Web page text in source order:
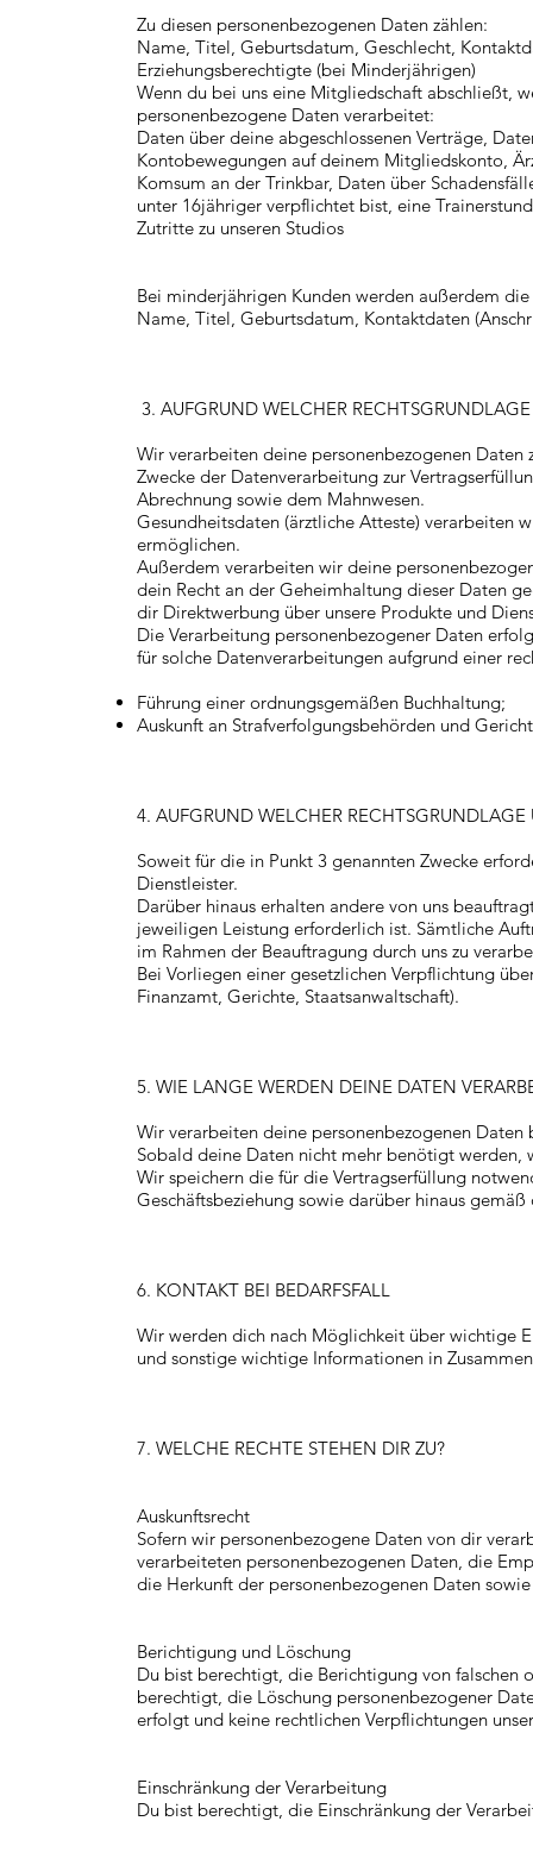
Zu diesen personenbezogenen Daten zählen:
Name, Titel, Geburtsdatum, Geschlecht,
Erziehungsberechtigte (bei Minderjährigen)
Wenn du bei uns eine Mitgliedschaft abschließt,
personenbezogene Daten verarbeitet:
Daten über deine abgeschlossenen Verträge,
Kontobewegungen auf deinem Mitgliedskonto,
Komsum an der Trinkbar, Daten über
unter 16jähriger verpflichtet bist, eine
Zutritte zu unseren Studios
Bei minderjährigen Kunden werden außerdem
Name, Titel, Geburtsdatum, Kontaktdaten
3. AUFGRUND WELCHER
Wir verarbeiten deine personenbezogenen
Zwecke der Datenverarbeitung zur
Abrechnung sowie dem Mahnwesen.
Gesundheitsdaten (ärztliche Atteste) verarbeiten
ermöglichen.
Außerdem verarbeiten wir deine
dein Recht an der Geheimhaltung dieser Daten
dir Direktwerbung über unsere Produkte und
Die Verarbeitung personenbezogener Daten
für solche Datenverarbeitungen aufgrund einer
Führung einer ordnungsgemäßen Buchhaltung;
Auskunft an Strafverfolgungsbehörden und
4. AUFGRUND WELCHER
Soweit für die in Punkt 3 genannten Zwecke
Dienstleister.
Darüber hinaus erhalten andere von uns
jeweiligen Leistung erforderlich ist. Sämtliche
im Rahmen der Beauftragung durch uns zu
Bei Vorliegen einer gesetzlichen Verpflichtung
Finanzamt, Gerichte, Staatsanwaltschaft).
5. WIE LANGE WERDEN DEINE DATEN
Wir verarbeiten deine personenbezogenen
Sobald deine Daten nicht mehr benötigt werden,
Wir speichern die für die Vertragserfüllung
Geschäftsbeziehung sowie darüber hinaus
6. KONTAKT BEI BEDARFSFALL
Wir werden dich nach Möglichkeit über wichtige
und sonstige wichtige Informationen in
7. WELCHE RECHTE STEHEN DIR ZU?
Auskunftsrecht
Sofern wir personenbezogene Daten von dir
verarbeiteten personenbezogenen Daten, die
die Herkunft der personenbezogenen Daten
Berichtigung und Löschung
Du bist berechtigt, die Berichtigung von falschen
berechtigt, die Löschung personenbezogener
erfolgt und keine rechtlichen Verpflichtungen
Einschränkung der Verarbeitung
Du bist berechtigt, die Einschränkung der